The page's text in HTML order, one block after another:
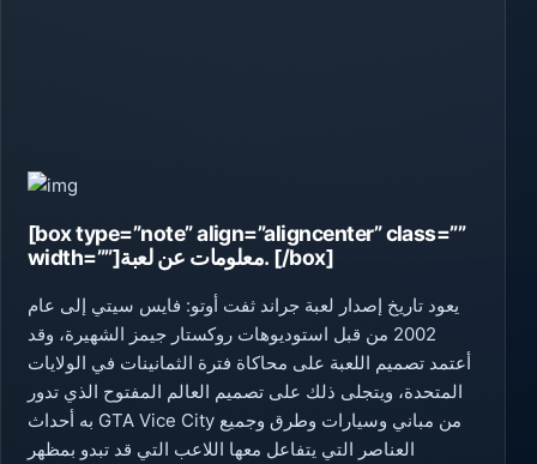
[box type=”note” align=”aligncenter” class=””
width=””]معلومات عن لعبة. [/box]
يعود تاريخ إصدار لعبة جراند ثفت أوتو: فايس سيتي إلى عام
2002 من قبل استوديوهات روكستار جيمز الشهيرة، وقد
أعتمد تصميم اللعبة على محاكاة فترة الثمانينات في الولايات
المتحدة، ويتجلى ذلك على تصميم العالم المفتوح الذي تدور
به أحداث GTA Vice City من مباني وسيارات وطرق وجميع
العناصر التي يتفاعل معها اللاعب التي قد تبدو بمظهر